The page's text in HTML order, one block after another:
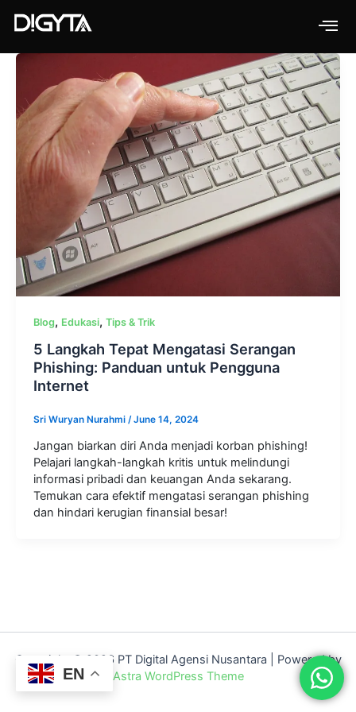
Blog, Edukasi, Tips & Trik
5 Langkah Tepat Mengatasi Serangan
Phishing: Panduan untuk Pengguna
Internet
Sri Wuryan Nurahmi /June 14, 2024
Jangan biarkan diri Anda menjadi korban phishing!
Pelajari langkah-langkah kritis untuk melindungi
informasi pribadi dan keuangan Anda sekarang.
Temukan cara efektif mengatasi serangan phishing
dan hindari kerugian finansial besar!
Copyright © 2026 PT Digital Agensi Nusantara | Powered by
Astra WordPress Theme
EN